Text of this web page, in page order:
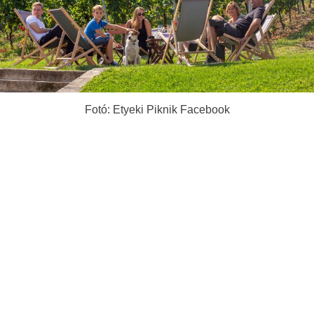
Fotó: Etyeki Piknik Facebook